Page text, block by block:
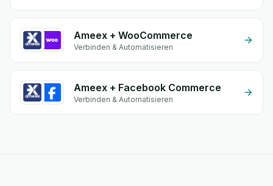
Ameex + WooCommerce
Verbinden & Automatisieren
Ameex + Facebook Commerce
Verbinden & Automatisieren